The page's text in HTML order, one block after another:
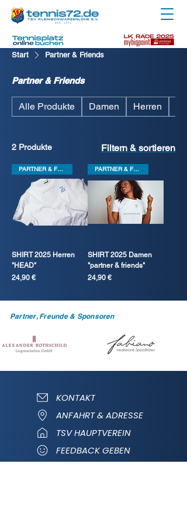
Start Partner & Friends
Partner & Friends
Alle Produkte Damen Herren
2 Produkte Filtern & sortieren
PARTNER & FRIENDS
SHIRT 2025 Herren
"HEAD"
Preis
24,90 €
PARTNER & FRIENDS
SHIRT 2025 Damen
"partner & friends"
Preis
24,90 €
Partner, Freunde & Sponsoren
KONTAKT
ANFAHRT & ADRESSE
TSV HAUPTVEREIN
FEEDBACK GEBEN